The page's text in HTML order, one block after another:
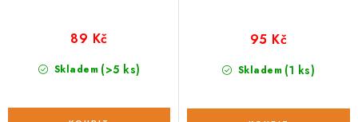
Skladem (>5 ks)
89 Kč
Skladem (1 ks)
95 Kč